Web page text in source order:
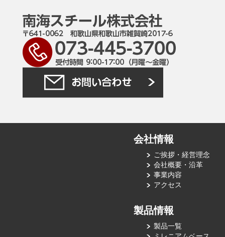
会社情報
ご挨拶・経営理念
会社概要・沿革
事業内容
アクセス
製品情報
製品一覧